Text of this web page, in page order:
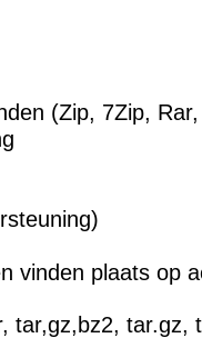
(Zip, 7Zip,
vinden plaats op
tar,gz,bz2, tar.gz,